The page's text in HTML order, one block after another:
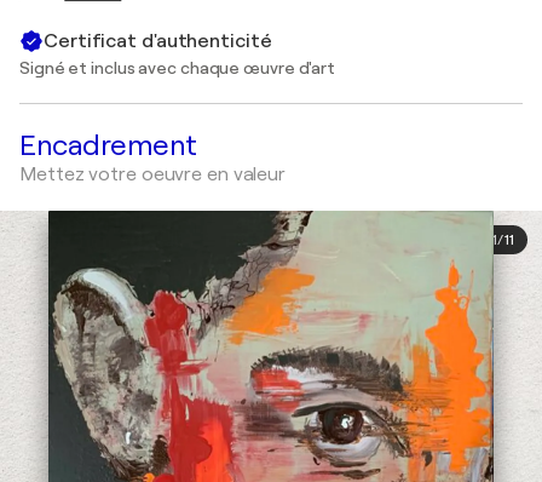
Certificat d'authenticité
Signé et inclus avec chaque œuvre d'art
Encadrement
Mettez votre oeuvre en valeur
1/11